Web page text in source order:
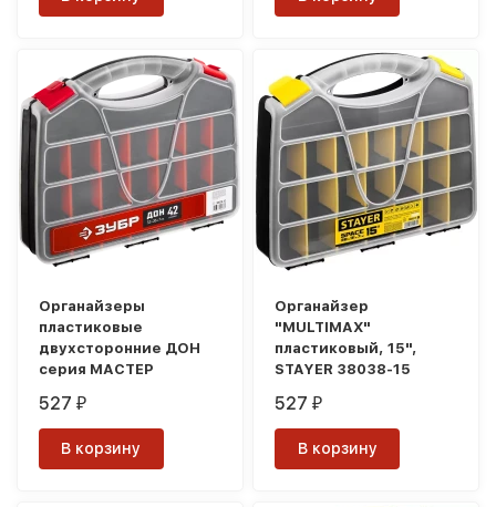
Органайзеры
пластиковые
двухсторонние ДОН
серия МАСТЕР
527₽
В корзину
Органайзер
"MULTIMAX"
пластиковый, 15",
STAYER 38038-15
527₽
В корзину